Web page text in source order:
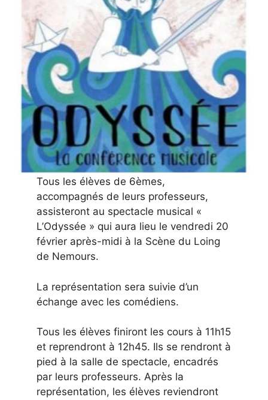
Tous les élèves de 6èmes,
accompagnés de leurs professeurs,
assisteront au spectacle musical «
L’Odyssée » qui aura lieu le vendredi 20
février après-midi à la Scène du Loing
de Nemours.
La représentation sera suivie d’un
échange avec les comédiens.
Tous les élèves finiront les cours à 11h15
et reprendront à 12h45. Ils se rendront à
pied à la salle de spectacle, encadrés
par leurs professeurs. Après la
représentation, les élèves reviendront